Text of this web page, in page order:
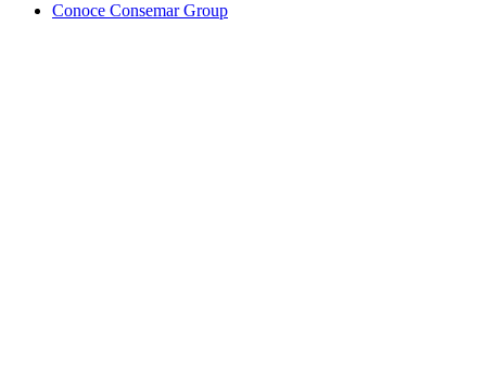
Conoce Consemar Group